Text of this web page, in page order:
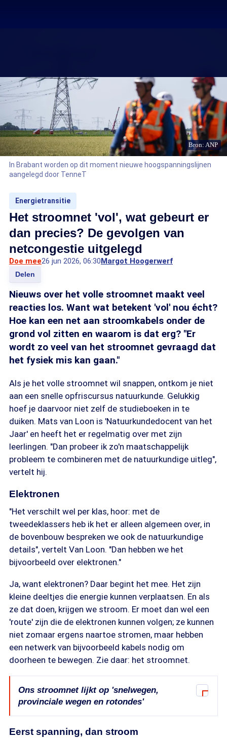
Bron: ANP
In Brabant worden op dit moment nieuwe hoogspanningslijnen
aangelegd door TenneT
Energietransitie
Het stroomnet 'vol', wat gebeurt er
dan precies? De gevolgen van
netcongestie uitgelegd
Doe mee26 jun 2026, 06:30Margot Hoogerwerf
Delen
Nieuws over het volle stroomnet maakt veel
reacties los. Want wat betekent 'vol' nou écht?
Hoe kan een net aan stroomkabels onder de
grond vol zitten en waarom is dat erg? "Er
wordt zo veel van het stroomnet gevraagd dat
het fysiek mis kan gaan."
Als je het volle stroomnet wil snappen, ontkom je niet
aan een snelle opfriscursus natuurkunde. Gelukkig
hoef je daarvoor niet zelf de studieboeken in te
duiken. Mats van Loon is 'Natuurkundedocent van het
Jaar' en heeft het er regelmatig over met zijn
leerlingen. "Dan probeer ik zo'n maatschappelijk
probleem te combineren met de natuurkundige uitleg",
vertelt hij.
Elektronen
"Het verschilt wel per klas, hoor: met de
tweedeklassers heb ik het er alleen algemeen over, in
de bovenbouw bespreken we ook de natuurkundige
details", vertelt Van Loon. "Dan hebben we het
bijvoorbeeld over elektronen."
Ja, want elektronen? Daar begint het mee. Het zijn
kleine deeltjes die energie kunnen verplaatsen. En als
ze dat doen, krijgen we stroom. Er moet dan wel een
'route' zijn die de elektronen kunnen volgen; ze kunnen
niet zomaar ergens naartoe stromen, maar hebben
een netwerk van bijvoorbeeld kabels nodig om
doorheen te bewegen. Zie daar: het stroomnet.
Ons stroomnet lijkt op 'snelwegen,
provinciale wegen en rotondes'
wegennet", verduidelijkt woordvoerder Peter
Eerst spanning, dan stroom